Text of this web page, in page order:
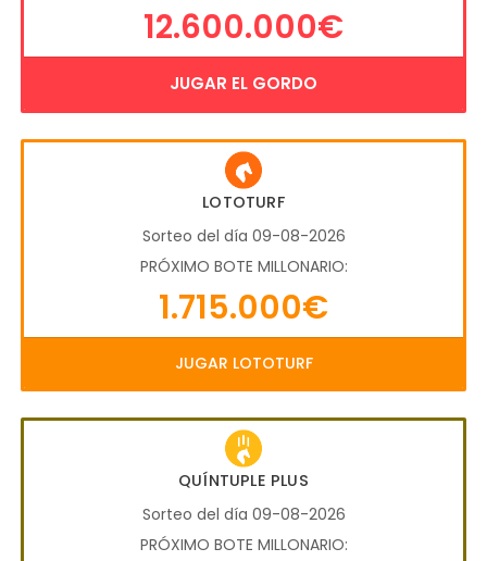
12.600.000€
JUGAR EL GORDO
LOTOTURF
Sorteo del día 09-08-2026
PRÓXIMO BOTE MILLONARIO:
1.715.000€
JUGAR LOTOTURF
QUÍNTUPLE PLUS
Sorteo del día 09-08-2026
PRÓXIMO BOTE MILLONARIO: